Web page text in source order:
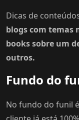
Dicas de
blogs com temas
books sobre um
outros.
Fundo do
No fundo do funil